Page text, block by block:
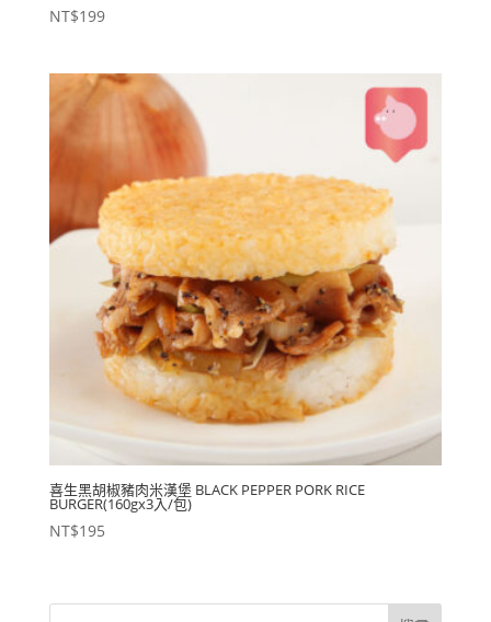
NT$199
喜生黑胡椒豬肉米漢堡 BLACK PEPPER PORK RICE
BURGER(160gx3入/包)
NT$195